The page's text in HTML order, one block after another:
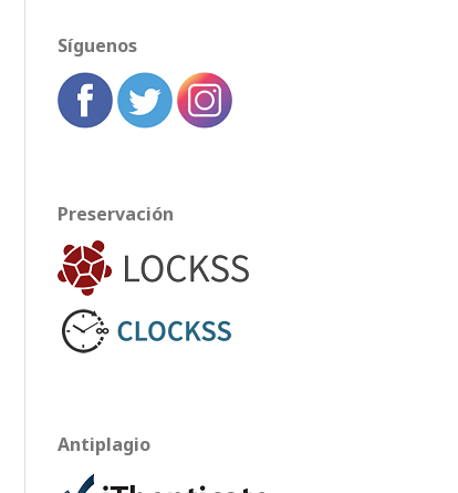
Síguenos
Preservación
Antiplagio